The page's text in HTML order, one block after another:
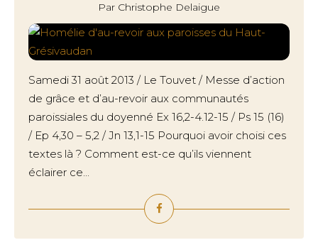
Par Christophe Delaigue
Samedi 31 août 2013 / Le Touvet / Messe d’action
de grâce et d’au-revoir aux communautés
paroissiales du doyenné Ex 16,2-4.12-15 / Ps 15 (16)
/ Ep 4,30 – 5,2 / Jn 13,1-15 Pourquoi avoir choisi ces
textes là ? Comment est-ce qu’ils viennent
éclairer ce...